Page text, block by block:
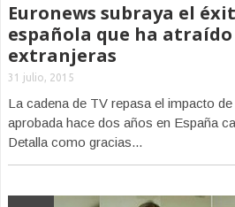
Euronews subraya el
española que ha
extranjeras
31 julio, 2015
La cadena de TV repasa el impacto
aprobada hace dos años en España
Detalla como gracias...